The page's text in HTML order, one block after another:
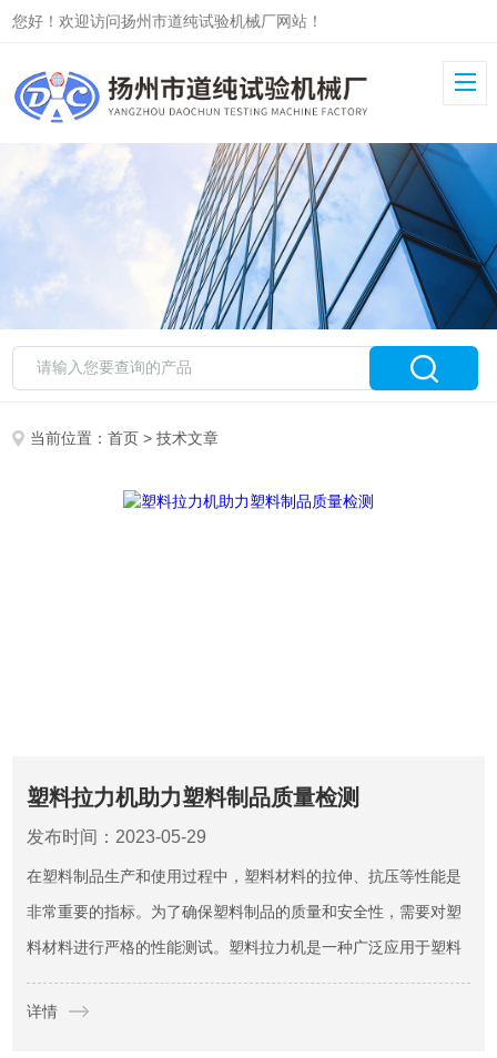
您好！欢迎访问扬州市道纯试验机械厂网站！
当前位置：首页 > 技术文章
塑料拉力机助力塑料制品质量检测
发布时间：2023-05-29
在塑料制品生产和使用过程中，塑料材料的拉伸、抗压等性能是
非常重要的指标。为了确保塑料制品的质量和安全性，需要对塑
料材料进行严格的性能测试。塑料拉力机是一种广泛应用于塑料
材料测试领域的测试设备。它可以测量塑料在受力时的强度、刚
度、伸长率和断裂特性等物理性质，具有重要的研究和应用价
详情